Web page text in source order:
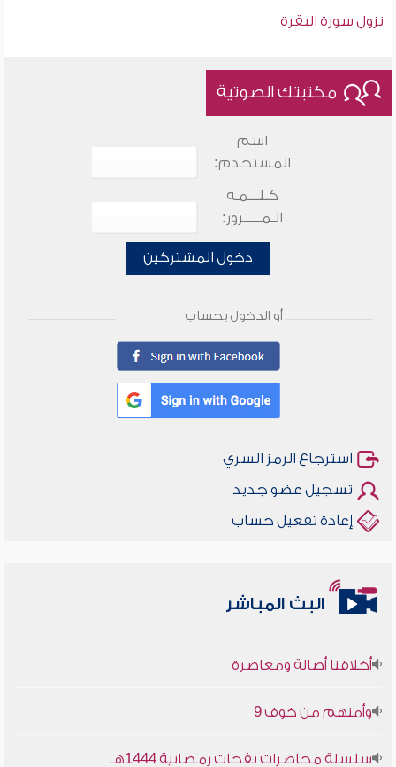
نزول سورة البقرة
مكتبتك الصوتية
اسم
المستخدم:
كـلـــمـة
الـمـــــرور:
دخول المشتركين
أو الدخول بحساب
استرجاع الرمز السري
تسجيل عضو جديد
إعادة تفعيل حساب
البث المباشر